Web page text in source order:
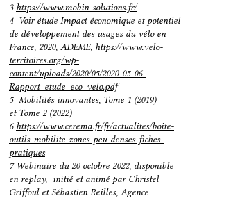
o
k
I
n
e
3 https://www.mobin-solutions.fr/
4 Voir étude Impact économique et potentiel
de développement des usages du vélo en
France, 2020, ADEME, https://www.velo-
territoires.org/wp-
content/uploads/2020/05/2020-05-06-
Rapport_etude_eco_velo.pdf
5 Mobilités innovantes, Tome 1 (2019)
et Tome 2(2022)
6 https://www.cerema.fr/fr/actualites/boite-
outils-mobilite-zones-peu-denses-fiches-
pratiques
7 Webinaire du 20 octobre 2022, disponible
en replay, initié et animé par Christel
Griffoul et Sébastien Reilles, Agence